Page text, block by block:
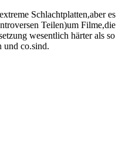
Schlachtplatten,aber es
Teilen)um Filme,die
wesentlich härter als so
und co.sind.